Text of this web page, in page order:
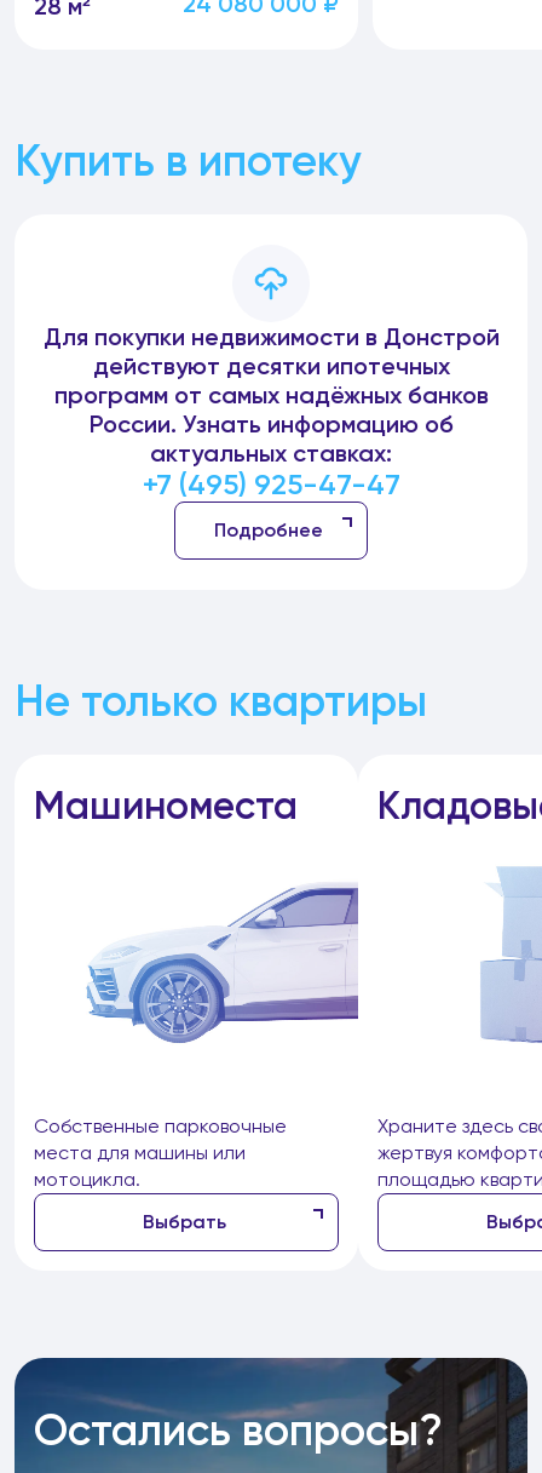
28 м²
Купить в ипотеку
Для покупки недвижимости в Донстрой
действуют десятки ипотечных
программ от самых надёжных банков
России. Узнать информацию об
актуальных ставках:
+7 (495) 925-47-47
Подробнее
Не только квартиры
Машиноместа
Собственные парковочные
места для машины или
мотоцикла.
Выбрать
Храните здесь
жертвуя
площадью
Остались вопросы?